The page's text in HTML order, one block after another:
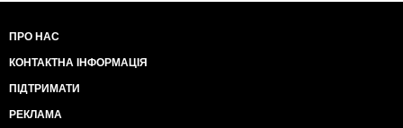
ПРО НАС
КОНТАКТНА ІНФОРМАЦІЯ
ПІДТРИМАТИ
РЕКЛАМА